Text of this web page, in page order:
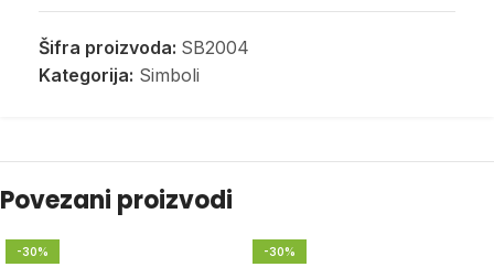
Šifra proizvoda: SB2004
Kategorija: Simboli
Povezani proizvodi
-30% -30%